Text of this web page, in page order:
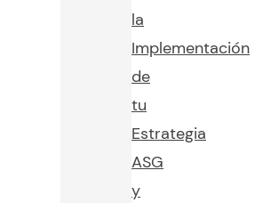
la
Implementación
de
tu
Estrategia
ASG
y